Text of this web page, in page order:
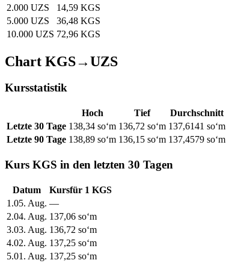
2.000 UZS
14,59 KGS
5.000 UZS
36,48 KGS
10.000 UZS 72,96 KGS
Chart KGS→UZS
Kursstatistik
Hoch Tief Durchschnitt
Letzte 30 Tage 138,34 soʻm 136,72 soʻm 137,6141 soʻm
Letzte 90 Tage 138,89 soʻm 136,15 soʻm 137,4579 soʻm
Kurs KGS in den letzten 30 Tagen
Datum Kursfür 1 KGS
1 .05. Aug. —
2.04. Aug. 137,06 soʻm
3.03. Aug. 136,72 soʻm
4.02. Aug. 137,25 soʻm
5.01. Aug. 137,25 soʻm